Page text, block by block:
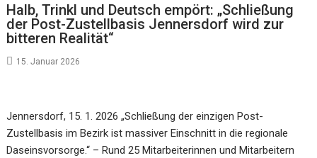
Halb, Trinkl und Deutsch empört: „Schließung
der Post-Zustellbasis Jennersdorf wird zur
bitteren Realität“
15. Januar 2026
Jennersdorf, 15. 1. 2026 „Schließung der einzigen Post-
Zustellbasis im Bezirk ist massiver Einschnitt in die regionale
Daseinsvorsorge.“ – Rund 25 Mitarbeiterinnen und Mitarbeitern